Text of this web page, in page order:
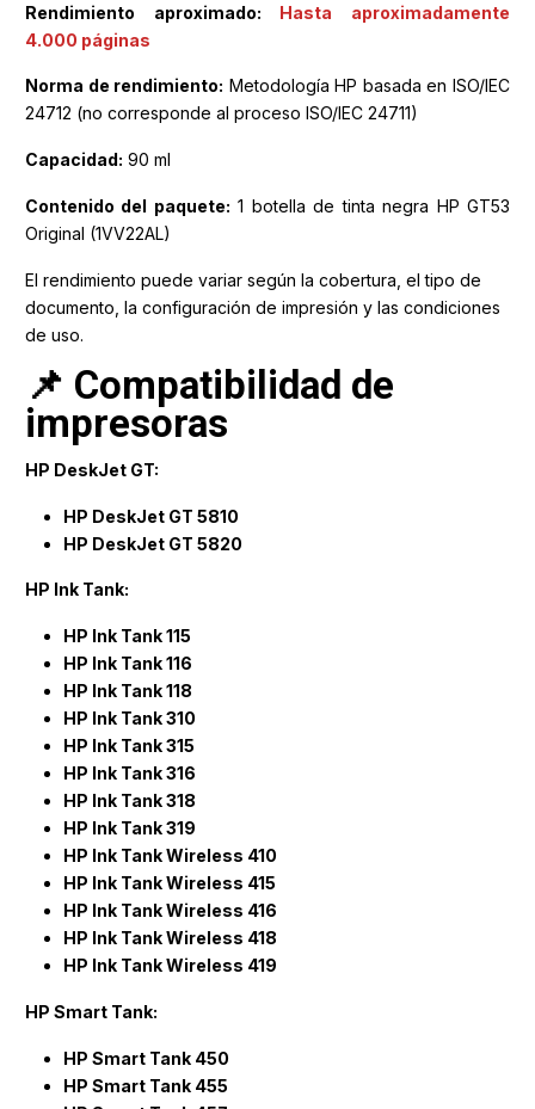
Rendimiento aproximado: Hasta aproximadamente
4.000 páginas
Norma de rendimiento: Metodología HP basada en ISO/IEC
24712 (no corresponde al proceso ISO/IEC 24711)
Capacidad: 90 ml
Contenido del paquete: 1 botella de tinta negra HP GT53
Original (1VV22AL)
El rendimiento puede variar según la cobertura, el tipo de
documento, la configuración de impresión y las condiciones
de uso.
📌 Compatibilidad de
impresoras
HP DeskJet GT:
HP DeskJet GT 5810
HP DeskJet GT 5820
HP Ink Tank:
HP Ink Tank 115
HP Ink Tank 116
HP Ink Tank 118
HP Ink Tank 310
HP Ink Tank 315
HP Ink Tank 316
HP Ink Tank 318
HP Ink Tank 319
HP Ink Tank Wireless 410
HP Ink Tank Wireless 415
HP Ink Tank Wireless 416
HP Ink Tank Wireless 418
HP Ink Tank Wireless 419
HP Smart Tank:
HP Smart Tank 450
HP Smart Tank 455